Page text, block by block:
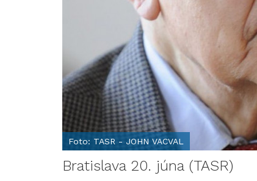
Foto: TASR - JOHN VACVAL
Bratislava 20. júna (TASR)